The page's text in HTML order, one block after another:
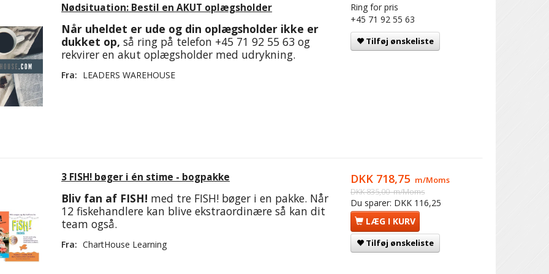
Nødsituation: Bestil en AKUT oplægsholder
Når uheldet er ude og din oplægsholder ikke er
dukket op, så ring på telefon +45 71 92 55 63 og
rekvirer en akut oplægsholder med udrykning.
Fra: LEADERS WAREHOUSE
Ring for pris
+45 71 92 55 63
Tilføj ønskeliste
3 FISH! bøger i én stime - bogpakke
Bliv fan af FISH! med tre FISH! bøger i en pakke. Når
12 fiskehandlere kan blive ekstraordinære så kan dit
team også.
Fra: ChartHouse Learning
DKK 718,75 m/Moms
DKK 835,00m/Moms
Du sparer: DKK 116,25
LÆG I KURV
Tilføj ønskeliste